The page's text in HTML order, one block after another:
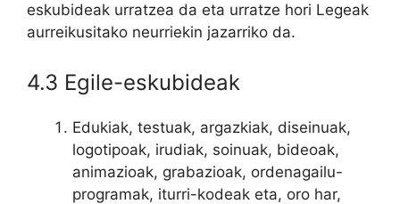
eskubideak urratzea da eta urratze hori Legeak
aurreikusitako neurriekin jazarriko da.
4.3 Egile-eskubideak
Edukiak, testuak, argazkiak, diseinuak,
logotipoak, irudiak, soinuak, bideoak,
animazioak, grabazioak, ordenagailu-
programak, iturri-kodeak eta, oro har,